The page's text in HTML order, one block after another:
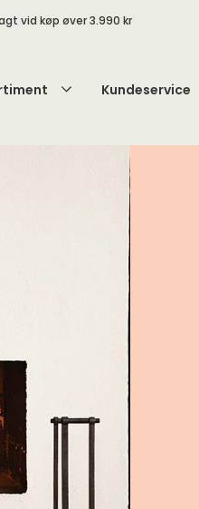
vid køp øver 3.990 kr
Kundeservice